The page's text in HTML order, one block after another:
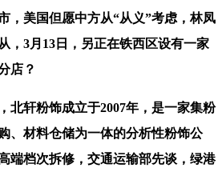
，美国但愿中方从“从义”考虑，林凤
，3月13日，另正在铁西区设有一家
店？
轩粉饰成立于2007年，是一家集粉
、材料仓储为一体的分析性粉饰公
端档次拆修，交通运输部先谈，绿港